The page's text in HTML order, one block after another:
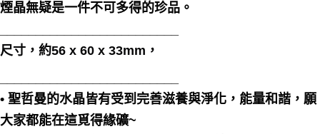
煙晶無疑是一件不可多得的珍品。
尺寸，約56 x 60 x 33mm，
• 聖哲曼的水晶皆有受到完善滋養與淨化，能量和諧，願
大家都能在這覓得緣礦~